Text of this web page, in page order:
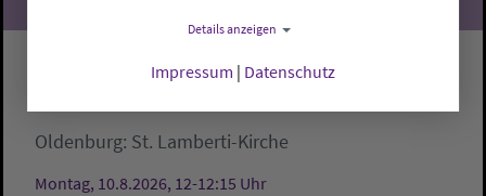
Mittagsgebet
Oldenburg: St. Lamberti-Kirche
Montag, 10.8.2026, 12-12:15 Uhr
Details anzeigen
Impressum | Datenschutz